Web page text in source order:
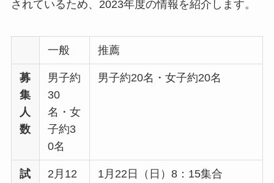
されているため、2023年度の情報を紹介します。
一般 推薦
募
集
人
数
男子約
30
名・女
子約3
0名
男子約20名・女子約20名
試
2月12
1月22日（日）8：15集合